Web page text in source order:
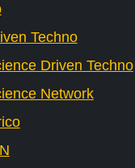
Techno
Driven Techno
Network